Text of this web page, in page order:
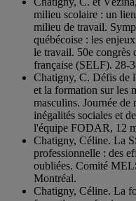
milieu scolaire : un
milieu de travail.
québécoise : les
le travail. 50e congrès
française (SELF). 28-
Chatigny, C. Défis de
et la formation sur les
masculins. Journée
inégalités sociales et
l'équipe FODAR, 12
Chatigny, Céline. La
professionnelle : des
oubliées. Comité
Montréal.
Chatigny, Céline. La